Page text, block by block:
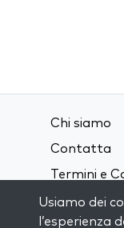
Chi siamo
Contatta
Termini e
Privacy
Usiamo dei
l’esperienza